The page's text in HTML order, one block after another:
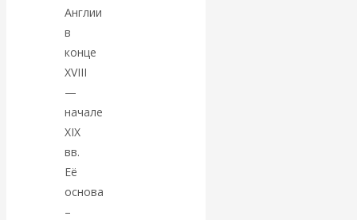
Валентин
КАтасонов.
Может ли
Америка
покинуть НАТО?
Англии
в
конце
XVIII
—
начале
XIX
вв.
Её
основа
–